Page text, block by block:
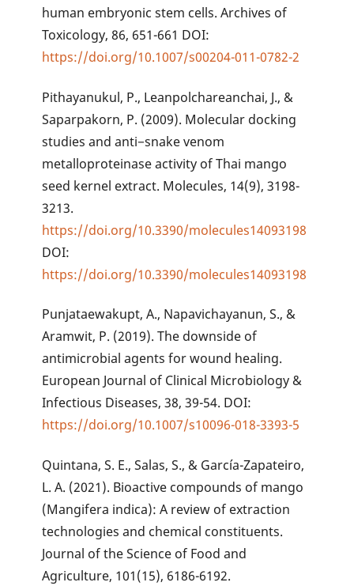
human embryonic stem cells. Archives of
Toxicology, 86, 651-661 DOI:
https://doi.org/10.1007/s00204-011-0782-2
Pithayanukul, P., Leanpolchareanchai, J., &
Saparpakorn, P. (2009). Molecular docking
studies and anti−snake venom
metalloproteinase activity of Thai mango
seed kernel extract. Molecules, 14(9), 3198-
3213.
https://doi.org/10.3390/molecules14093198
DOI:
https://doi.org/10.3390/molecules14093198
Punjataewakupt, A., Napavichayanun, S., &
Aramwit, P. (2019). The downside of
antimicrobial agents for wound healing.
European Journal of Clinical Microbiology &
Infectious Diseases, 38, 39-54. DOI:
https://doi.org/10.1007/s10096-018-3393-5
Quintana, S. E., Salas, S., & García-Zapateiro,
L. A. (2021). Bioactive compounds of mango
(Mangifera indica): A review of extraction
technologies and chemical constituents.
Journal of the Science of Food and
Agriculture, 101(15), 6186-6192.